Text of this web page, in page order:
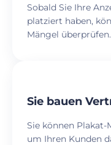
Sobald Sie Ihre
platziert haben,
Mängel überprüfen.
Sie bauen
Sie können Plakat-
um Ihren Kunden